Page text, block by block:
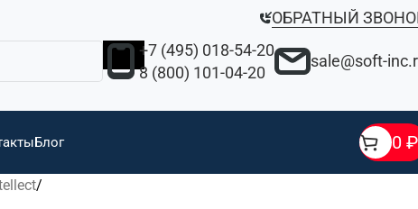
ОБРАТНЫЙ
+7 (495) 018-54-20
8 (800) 101-04-20
sale@soft-
Блог 0 ₽